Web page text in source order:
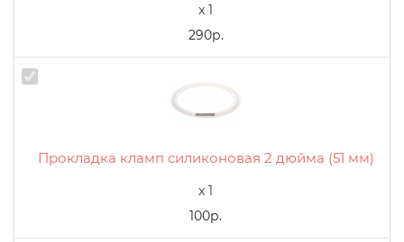
x 1
290р.
Прокладка кламп силиконовая 2 дюйма (51 мм)
x 1
100р.